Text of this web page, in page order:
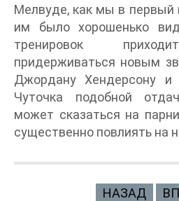
Мелвуде, как мы в первый
им было хорошенько
тренировок
придерживаться новым
Джордану Хендерсону и
Чуточка подобной
может сказаться на
существенно повлиять на
НАЗАД